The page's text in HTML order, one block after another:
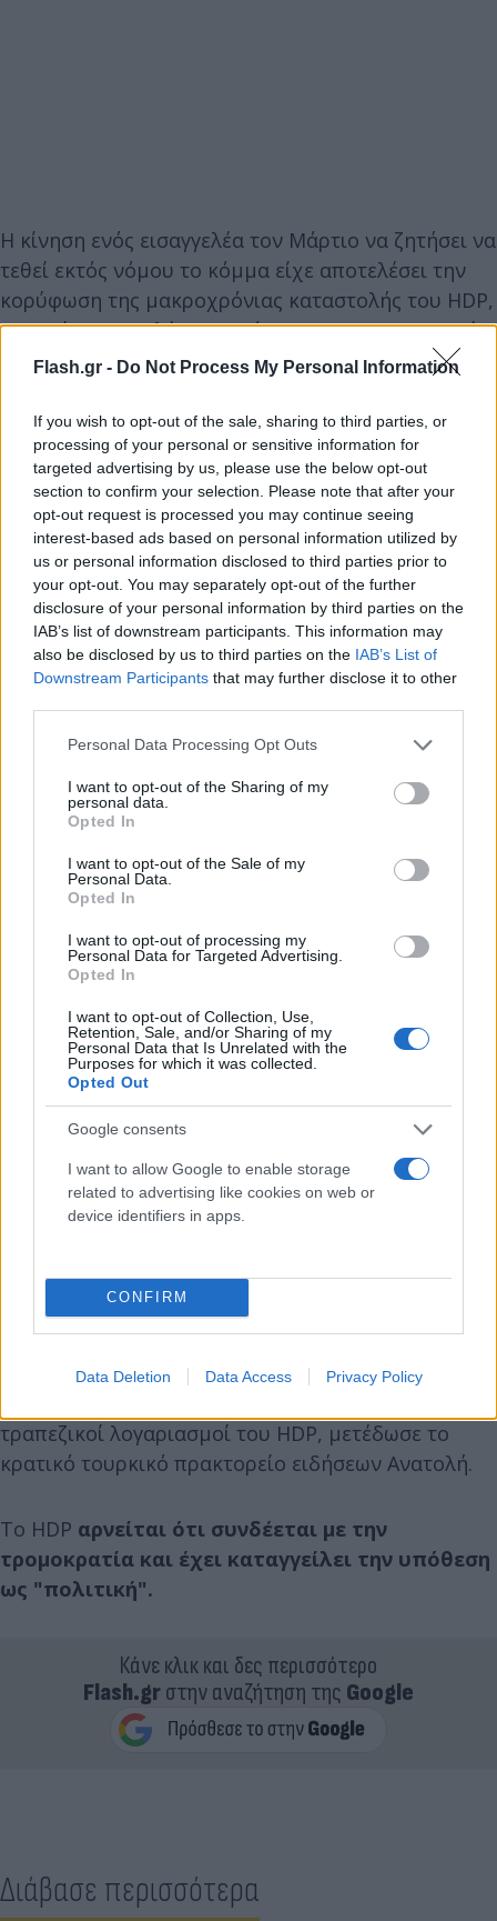
Flash.gr - Do Not Process My Personal Information
If you wish to opt-out of the sale, sharing to third parties, or
processing of your personal or sensitive information for
targeted advertising by us, please use the below opt-out
section to confirm your selection. Please note that after your
opt-out request is processed you may continue seeing
interest-based ads based on personal information utilized by
us or personal information disclosed to third parties prior to
your opt-out. You may separately opt-out of the further
disclosure of your personal information by third parties on the
IAB’s list of downstream participants. This information may
also be disclosed by us to third parties on the IAB’s List of
Downstream Participants that may further disclose it to other
Please note that this website/app uses one or more Google
not limited to your visit or usage behaviour. You may click to
grant or deny consent to Google and its third-party tags to
use your data for below specified purposes in below Google
consent section.
Personal Data Processing Opt Outs
I want to opt-out of the Sharing of my
personal data.
Opted In
I want to opt-out of the Sale of my
Personal Data.
Opted In
I want to opt-out of processing my
Personal Data for Targeted Advertising.
Opted In
I want to opt-out of Collection, Use,
Retention, Sale, and/or Sharing of my
Personal Data that Is Unrelated with the
Purposes for which it was collected.
Opted Out
Google consents
I want to allow Google to enable storage
related to advertising like cookies on web or
device identifiers in apps.
CONFIRM
Data Deletion Data Access Privacy Policy
Η κίνηση ενός εισαγγελέα τον Μάρτιο να ζητήσει να
τεθεί εκτός νόμου το κόμμα είχε αποτελέσει την
κορύφωση της μακροχρόνιας καταστολής του HDP,
του τρίτου μεγαλύτερου κόμματος του τουρκικού
κοινοβουλίου, στο πλαίσιο της οποίας χιλιάδες
τρομοκρατία.
Η Τουρκίαέχει μακρά ιστορία κλεισίματος
πολιτικών κομμάτων που θεωρούνται απειλή
και έχει στο παρελθόν απαγορεύσει μια σειρά
άλλων φιλοκουρδικών κομμάτων.
Στο πλαίσιο της τελευταίας προσφυγής ζητείται να
επιβληθεί πολιτική απαγόρευση σε περίπου 500
τραπεζικοί λογαριασμοί του HDP, μετέδωσε το
κρατικό τουρκικό πρακτορείο ειδήσεων Ανατολή.
Το HDP αρνείται ότι συνδέεται με την
τρομοκρατία και έχει καταγγείλει την υπόθεση
ως "πολιτική".
Κάνε κλικ και δες περισσότερο
Flash.grστην αναζήτηση της Google
Διάβασε περισσότερα